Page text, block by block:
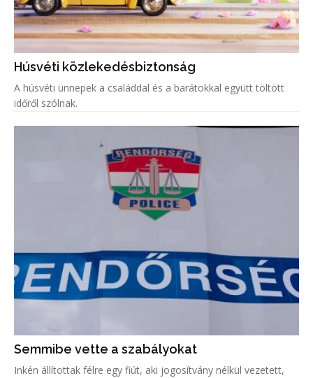
Húsvéti közlekedésbiztonság
A húsvéti ünnepek a családdal és a barátokkal együtt töltött
időről szólnak.
Semmibe vette a szabályokat
Inkén állítottak félre egy fiút, aki jogosítvány nélkül vezetett,